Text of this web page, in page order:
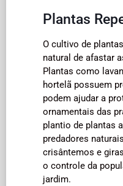
Plantas
O cultivo de
natural de afastar
Plantas como
hortelã possuem
podem ajudar a
ornamentais das
plantio de plantas
predadores
crisântemos e
o controle da
jardim.